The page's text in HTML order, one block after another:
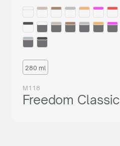
280 ml
M118
Freedom Classic